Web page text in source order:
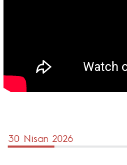
30 Nisan 2026